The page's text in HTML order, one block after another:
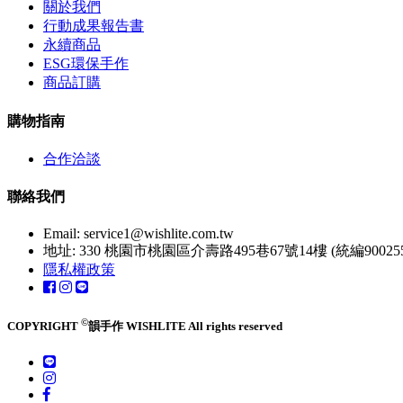
關於我們
行動成果報告書
永續商品
ESG環保手作
商品訂購
購物指南
合作洽談
聯絡我們
Email: service1@wishlite.com.tw
地址: 330 桃園市桃園區介壽路495巷67號14樓 (統編
隱私權政策
COPYRIGHT ©韻手作 WISHLITE All rights reserved